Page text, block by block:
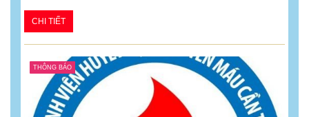
CHI TIẾT
THÔNG BÁO